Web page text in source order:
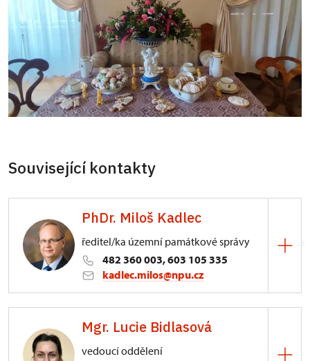
Související kontakty
PhDr. Miloš Kadlec
ředitel/ka územní památkové správy
482 360 003, 603 105 335
kadlec.milos@npu.cz
3/, Sychrov 3
Mgr. Lucie Bidlasová
vedoucí oddělení